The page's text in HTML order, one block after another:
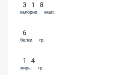
318
калории, ккал.
6
белки, гр.
14
жиры, гр.